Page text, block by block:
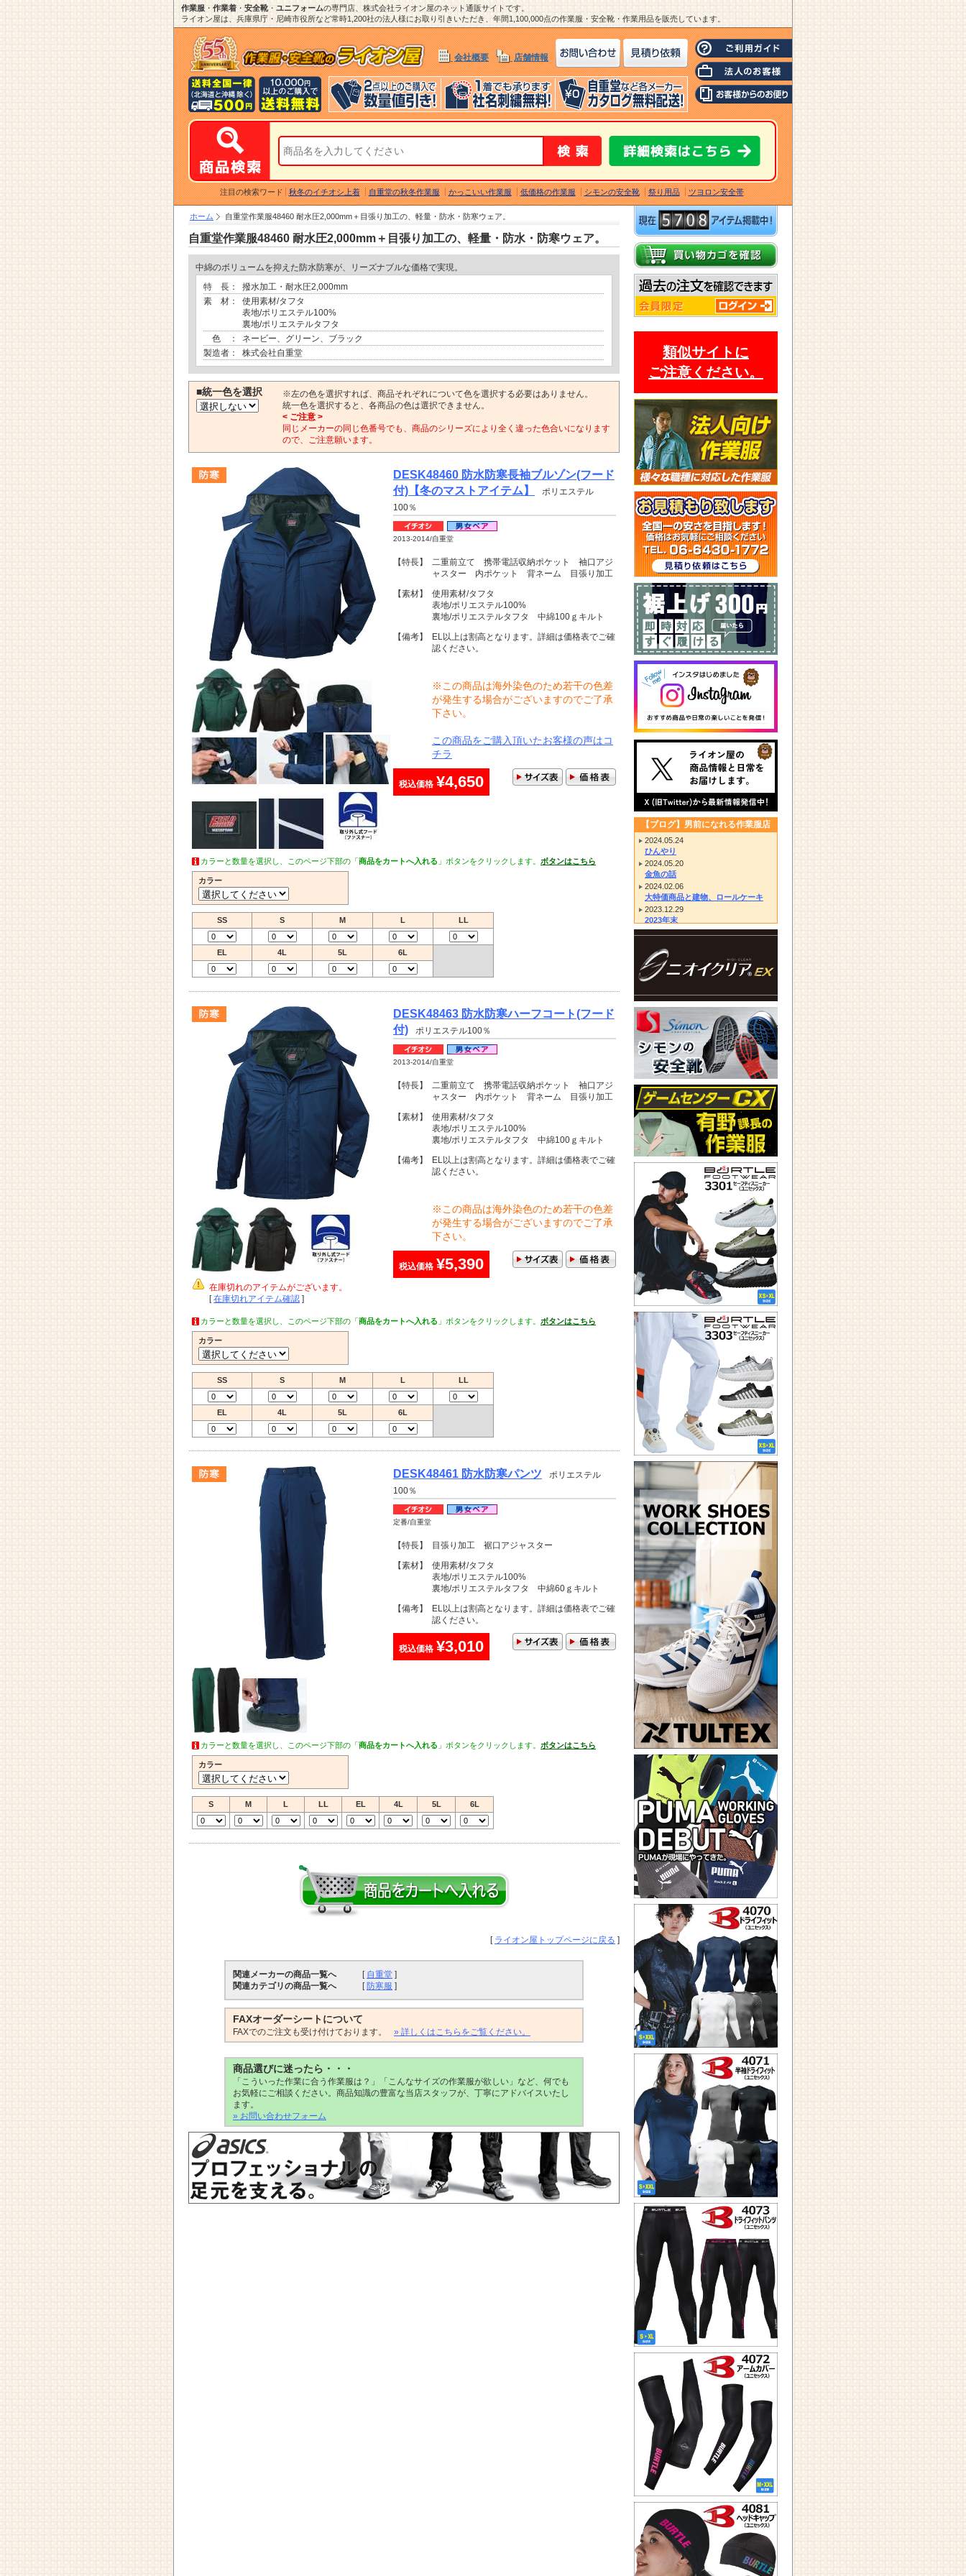
作業服 ・ 作業着 ・ 安全靴・ ユニフォームの専門店、株式会社ライオン屋のネット通販サイトです。
ライオン屋は、兵庫県庁・尼崎市役所など常時1,200社の法人様にお取り引きいただき、年間1,100,000点の作業服・安全靴・作業用品を販売しています。
会社概要 店舗情報
注目の検索ワード 秋冬のイチオシ上着 自重堂の秋冬作業服 かっこいい作業服 低価格の作業服 シモンの安全靴 祭り用品 ツヨロン安全帯
ホーム 自重堂作業服48460 耐水圧2,000mm＋目張り加工の、軽量・防水・防寒ウェア。
自重堂作業服48460 耐水圧2,000mm＋目張り加工の、軽量・防水・防寒ウェア。
中綿のボリュームを抑えた防水防寒が、リーズナブルな価格で実現。
特 長：
撥水加工・耐水圧2,000mm
素 材：
使用素材/タフタ
表地/ポリエステル100%
裏地/ポリエステルタフタ
色 ：
ネービー、グリーン、ブラック
製造者：
株式会社自重堂
■統一色を選択
※左の色を選択すれば、商品それぞれについて色を選択する必要はありません。
統一色を選択すると、各商品の色は選択できません。
< ご注意 >
同じメーカーの同じ色番号でも、商品のシリーズにより全く違った色合いになります
ので、ご注意願います。
DESK48460 防水防寒長袖ブルゾン(フード
付)【冬のマストアイテム】
ポリエステル
100％
2013-2014/自重堂
【特長】
二重前立て 携帯電話収納ポケット 袖口アジ
ャスター 内ポケット 背ネーム 目張り加工
【素材】
使用素材/タフタ
表地/ポリエステル100%
裏地/ポリエステルタフタ 中綿100ｇキルト
【備考】
EL以上は割高となります。詳細は価格表でご確
認ください。
※この商品は海外染色のため若干の色差
が発生する場合がございますのでご了承
下さい。
この商品をご購入頂いたお客様の声はコ
チラ
税込価格 ¥4,650
カラーと数量を選択し、このページ下部の「商品をカートへ入れる 」ボタンをクリックします。 ボタンはこちら
カラー
SS S M L LL
EL 4L 5L 6L
DESK48463 防水防寒ハーフコート(フード
付)
ポリエステル100％
2013-2014/自重堂
【特長】
二重前立て 携帯電話収納ポケット 袖口アジ
ャスター 内ポケット 背ネーム 目張り加工
【素材】
使用素材/タフタ
表地/ポリエステル100%
裏地/ポリエステルタフタ 中綿100ｇキルト
【備考】
EL以上は割高となります。詳細は価格表でご確
認ください。
※この商品は海外染色のため若干の色差
が発生する場合がございますのでご了承
下さい。
税込価格 ¥5,390
在庫切れのアイテムがございます。
[在庫切れアイテム確認 ]
カラーと数量を選択し、このページ下部の「 商品をカートへ入れる 」ボタンをクリックします。 ボタンはこちら
カラー
SS S M L LL
EL 4L 5L 6L
DESK48461 防水防寒パンツ
ポリエステル
100％
定番/自重堂
【特長】
目張り加工 裾口アジャスター
【素材】
使用素材/タフタ
表地/ポリエステル100%
裏地/ポリエステルタフタ 中綿60ｇキルト
【備考】
EL以上は割高となります。詳細は価格表でご確
認ください。
税込価格 ¥3,010
カラーと数量を選択し、このページ下部の「商品をカートへ入れる 」ボタンをクリックします。 ボタンはこちら
カラー
S M L LL EL 4L 5L 6L
[ ライオン屋トップページに戻る ]
関連メーカーの商品一覧へ [ 自重堂 ]
関連カテゴリの商品一覧へ
[防寒服 ]
FAXオーダーシートについて
FAXでのご注文も受け付けております。 » 詳しくはこちらをご覧ください。
商品選びに迷ったら・・・
「こういった作業に合う作業服は？」「こんなサイズの作業服が欲しい」など、何でも
お気軽にご相談ください。商品知識の豊富な当店スタッフが、丁寧にアドバイスいたし
ます。
» お問い合わせフォーム
類似サイトに
ご注意ください。
【ブログ】男前になれる作業服店
2024.05.24
ひんやり
2024.05.20
金魚の話
2024.02.06
大特価商品と建物、ロールケーキ
2023.12.29
2023年末
2023.12.14